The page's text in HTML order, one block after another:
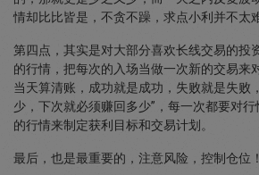
情却比比皆是，不贪不躁，求点小利并不太难
第四点，其实是对大部分喜欢长线交易的投
的行情，把每次的入场当做一次新的交易来
当天算清账，成功就是成功，失败就是失败
少，下次就必须赚回多少”，每一次都要对
的行情来制定获利目标和交易计划。
最后，也是最重要的，注意风险，控制仓位！